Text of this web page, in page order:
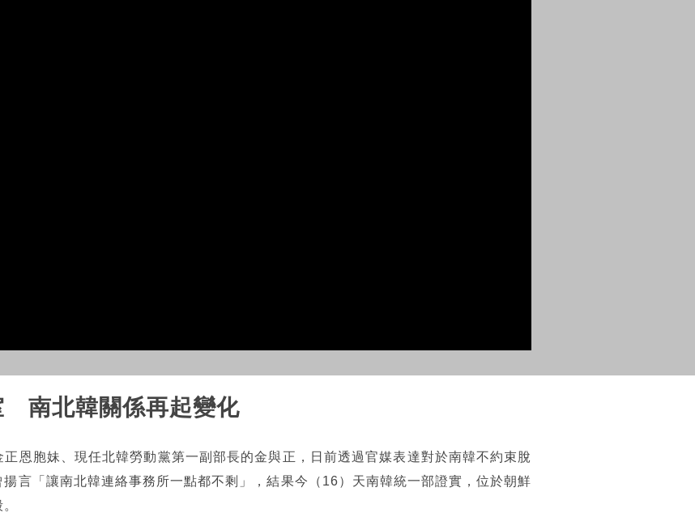
南北韓關係再起變化
恩胞妹、現任北韓勞動黨第一副部長的金與正，日前透過官媒表達對於南韓不約束脫
言「讓南北韓連絡事務所一點都不剩」，結果今（16）天南韓統一部證實，位於朝鮮